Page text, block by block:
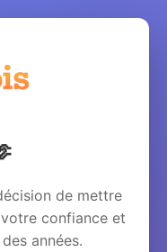
de mettre
confiance et
années.